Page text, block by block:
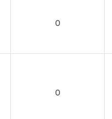
0
0